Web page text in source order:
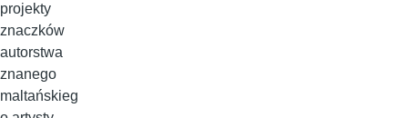
projekty
znaczków
autorstwa
znanego
maltańskieg